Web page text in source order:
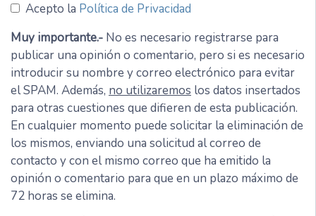
Acepto la Política de Privacidad
Muy importante.- No es necesario registrarse para
publicar una opinión o comentario, pero si es necesario
introducir su nombre y correo electrónico para evitar
el SPAM. Además, no utilizaremos los datos insertados
para otras cuestiones que difieren de esta publicación.
En cualquier momento puede solicitar la eliminación de
los mismos, enviando una solicitud al correo de
contacto y con el mismo correo que ha emitido la
opinión o comentario para que en un plazo máximo de
72 horas se elimina.